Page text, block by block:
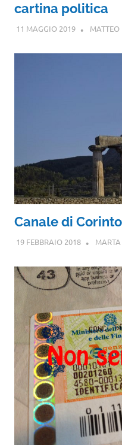
cartina politica
11 MAGGIO 2019 MATTEO
Canale di
19 FEBBRAIO 2018 MARTA